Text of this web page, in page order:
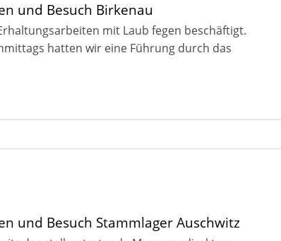
und Besuch Birkenau
mit Laub fegen beschäftigt.
hatten wir eine Führung durch das
und Besuch Stammlager Auschwitz